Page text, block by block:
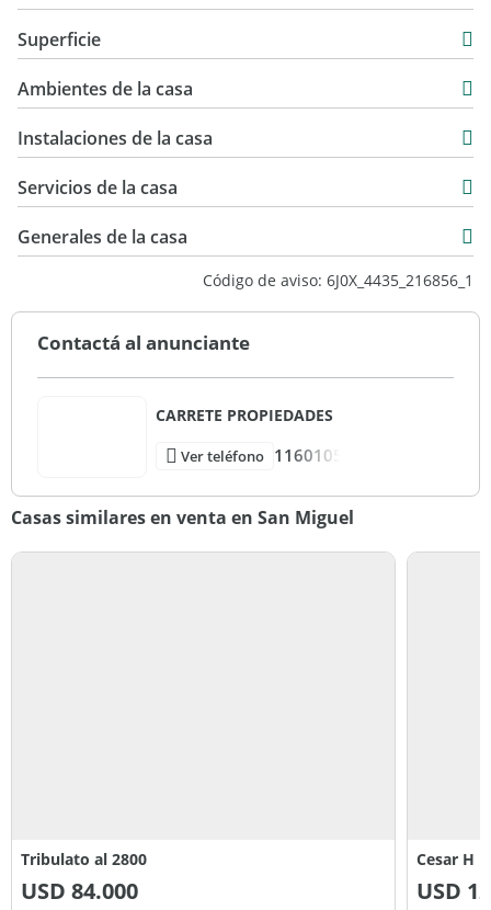
Venta
USD 120.000
Superficie
100 m2
Ambientes de la casa
Instalaciones de la casa
Servicios de la casa
Generales de la casa
Código de aviso: 6J0X_4435_216856_1
Contactá al anunciante
CARRETE PROPIEDADES
Ver teléfono 1160105
Casas similares en venta en San Miguel
Tribulato al 2800
USD 84.000
Cesar H
USD